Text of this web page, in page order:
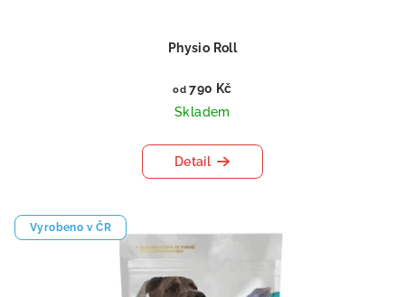
Physio Roll
od 790 Kč
Skladem
Detail
Vyrobeno v ČR